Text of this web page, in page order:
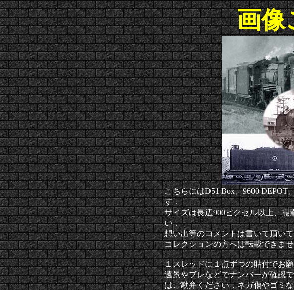
画像
こちらにはD51 Box、9600 DEPOT
す．
サイズは長辺900ピクセル以上、
い．
想い出等のコメントは書いて頂い
コレクションの方へは転載できま
１スレッドに１点ずつの貼付でお
遠景やブレなどでナンバーが確認
はご勘弁ください．ネガ傷やゴミ